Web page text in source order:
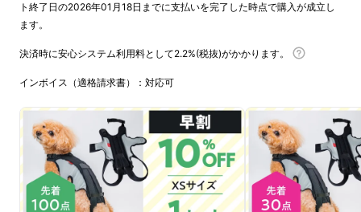
ト終了日の2026年01月18日までに支払いを完了した時点で購入が成立し
ます。
決済時に安心システム利用料として2.2%(税抜)がかかります。
インボイス（適格請求書）：対応可